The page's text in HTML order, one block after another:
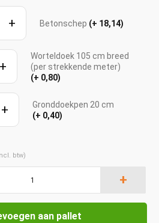
+ Betonschep (+ 18,14)
+
Worteldoek 105 cm breed
(per strekkende meter)
(+ 0,80)
+
Gronddoekpen 20 cm
(+ 0,40)
Incl. btw)
+
aan pallet